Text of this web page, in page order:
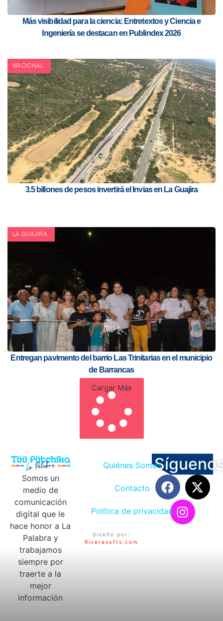
Más visibilidad para la ciencia: Entretextos y Ciencia e
Ingeniería se destacan en Publindex 2026
NACIONAL
3.5 billones de pesos invertirá el Invias en La Guajira
LA GUAJIRA
Entregan pavimento del barrio Las Trinitarias en el municipio
de Barrancas
Cargar Más
Somos un
medio de
comunicación
digital que le
hace honor a La
Palabra y
trabajamos
siempre por
traerte a la
mejor
información
Quiénes Somos
Contacto
Política de privacidad
Diseño por:
Riverasofts.com